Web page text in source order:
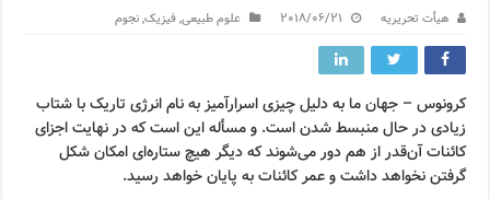
هیأت تحریریه 2018/06/21 علوم طبیعی,فیزیک,نجوم
کرونوس – جهان ما به دلیل چیزی اسرارآمیز به نام انرژی تاریک با شتاب
زیادی در حال منبسط شدن است. و مسأله این است که در نهایت اجزای
کائنات آن‌قدر از هم دور می‌شوند که دیگر هیچ ستاره‌ای امکان شکل
گرفتن نخواهد داشت و عمر کائنات به پایان خواهد رسید.